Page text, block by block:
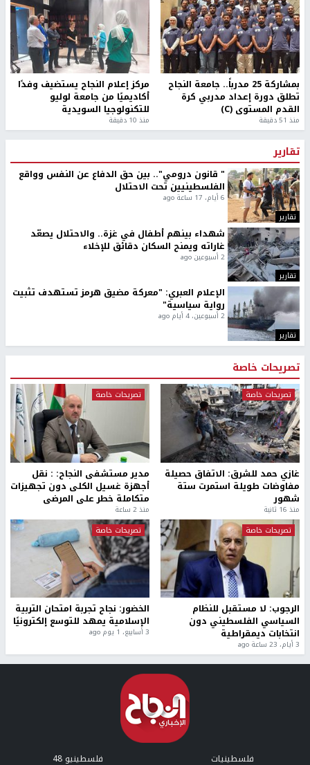
بمشاركة 25 مدرباً.. جامعة النجاح
تطلق دورة إعداد مدربي كرة
القدم المستوى (C)
منذ 51 دقيقة
مركز إعلام النجاح يستضيف وفدًا
أكاديميًا من جامعة لوليو
للتكنولوجيا السويدية
منذ 10 دقيقة
تقارير
تقارير
" قانون درومي".. بين حق الدفاع عن النفس وواقع
الفلسطينيين تحت الاحتلال
6 أيام، 17 ساعة ago
تقارير
شهداء بينهم أطفال في غزة.. والاحتلال يصعّد
غاراته ويمنح السكان دقائق للإخلاء
2 أسبوعين ago
تقارير
الإعلام العبري: "معركة مضيق هرمز تستهدف تثبيت
رواية سياسية"
2 أسبوعين، 4 أيام ago
تصريحات خاصة
تصريحات خاصة
غازي حمد للشرق: الاتفاق حصيلة
مفاوضات طويلة استمرت ستة
شهور
منذ 16 ثانية
تصريحات خاصة
مدير مستشفى النجاح: : نقل
أجهزة غسيل الكلى دون تجهيزات
متكاملة خطر على المرضى
منذ 2 ساعة
تصريحات خاصة
الرجوب: لا مستقبل للنظام
السياسي الفلسطيني دون
انتخابات ديمقراطية
3 أيام، 23 ساعة ago
تصريحات خاصة
الخضور: نجاح تجربة امتحان التربية
الإسلامية يمهد للتوسع إلكترونيًا
3 أسابيع، 1 يوم ago
فلسطينيات فلسطينيو 48